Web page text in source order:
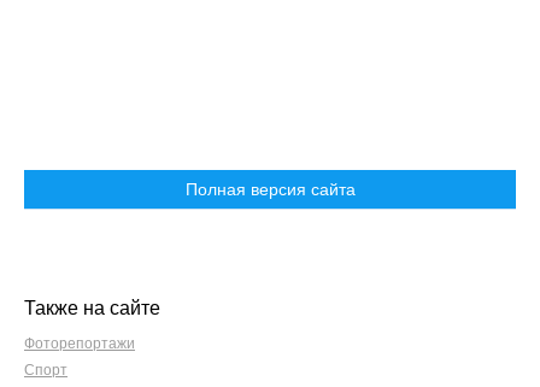
Полная версия сайта
Также на сайте
Фоторепортажи
Спорт